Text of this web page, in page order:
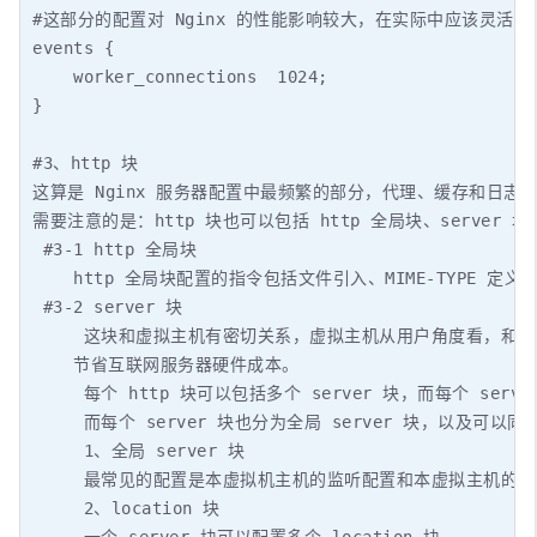
#这部分的配置对 Nginx 的性能影响较大，在实际中应该灵活配
events {
    worker_connections  1024;
}
#3、http 块
这算是 Nginx 服务器配置中最频繁的部分，代理、缓存和日志
需要注意的是：http 块也可以包括 http 全局块、server 块
#3-1 http 全局块
http 全局块配置的指令包括文件引入、MIME-TYPE 定义
#3-2 server 块
这块和虚拟主机有密切关系，虚拟主机从用户角度看，和
    节省互联网服务器硬件成本。
每个 http 块可以包括多个 server 块，而每个
而每个 server 块也分为全局 server 块，以及可以同
     1、全局 server 块
最常见的配置是本虚拟机主机的监听配置和本虚拟主机的
     2、location 块